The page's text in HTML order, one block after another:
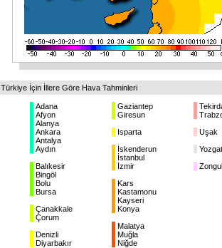
Türkiye İçin İllere Göre Hava Tahminleri
Adana Gaziantep
Afyon
Giresun
Alanya
Ankara
Isparta
Uşak
Antalya
Aydın
İskenderun
Yozgat
İstanbul
Balıkesir
İzmir
Bingöl
Bolu
Kars
Bursa
Kastamonu
Kayseri
Çanakkale
Konya
Çorum
Malatya
Denizli
Muğla
Diyarbakır
Niğde